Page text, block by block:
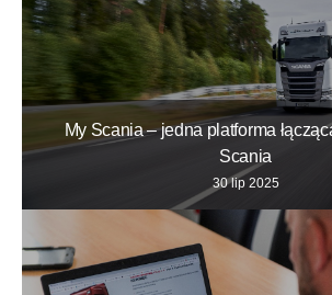
My Scania – jedna platforma
Scania
30 lip 2025